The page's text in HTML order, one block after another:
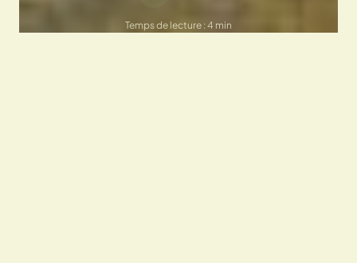
Temps de lecture : 4 min